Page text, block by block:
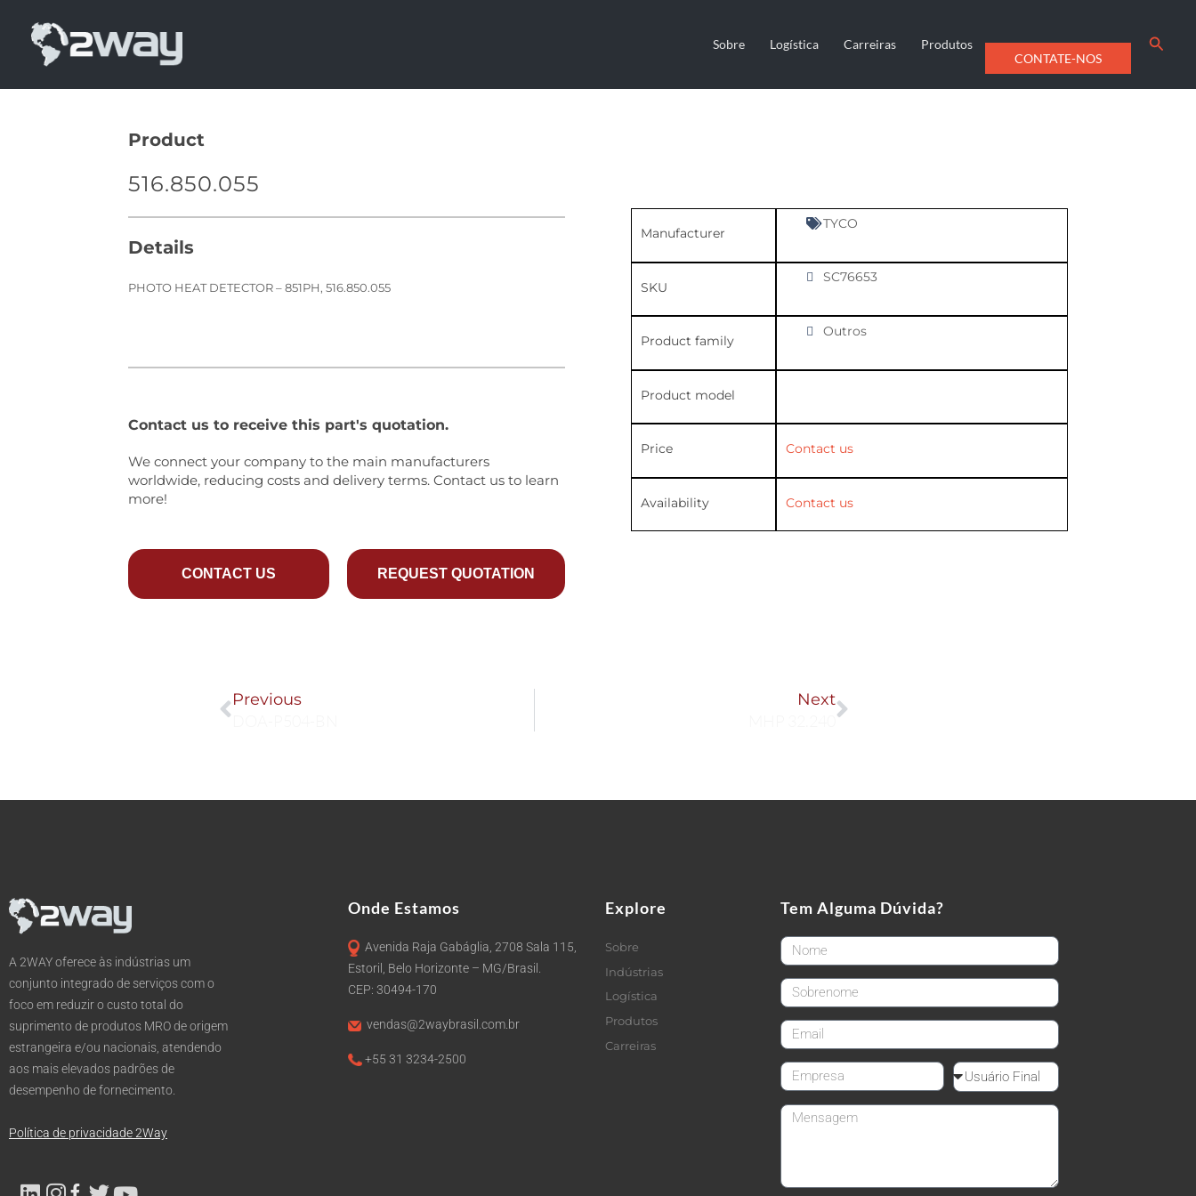
content
Sobre Logística Carreiras
Produtos
CONTATE-NOS
Product
516.850.055
Details
PHOTO HEAT DETECTOR – 851PH, 516.850.055
Contact us to receive this part's quotation.
We connect your company to the main manufacturers
worldwide, reducing costs and delivery terms. Contact us to learn
more!
CONTACT US REQUEST QUOTATION
Manufacturer
TYCO
SKU
SC76653
Product family
Outros
Product model
Price Contact us
Availability Contact us
Prev
Previous
NextNext
A 2WAY oferece às indústrias um
conjunto integrado de serviços com o
foco em reduzir o custo total do
suprimento de produtos MRO de origem
estrangeira e/ou nacionais, atendendo
aos mais elevados padrões de
desempenho de fornecimento.
Política de privacidade 2Way
Onde Estamos
Avenida Raja Gabáglia, 2708 Sala 115,
Estoril, Belo Horizonte – MG/Brasil.
CEP: 30494-170
vendas@2waybrasil.com.br
+55 31 3234-2500
Explore
Sobre
Indústrias
Logística
Produtos
Carreiras
Tem Alguma Dúvida?
FirstName
LastName
email
CompanyName Reseller
Message